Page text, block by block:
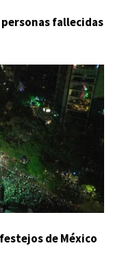
fallecidas
de México